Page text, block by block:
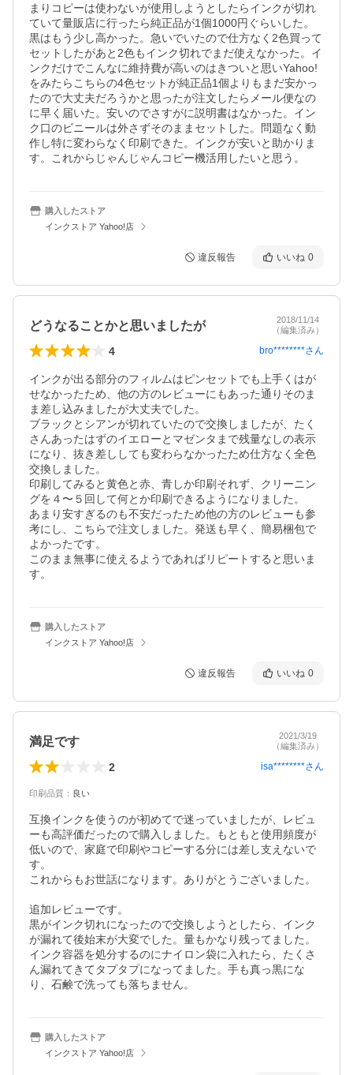
まりコピーは使わないが使用しようとしたらインクが切れ
ていて量販店に行ったら純正品が1個1000円ぐらいした。
黒はもう少し高かった。急いでいたので仕方なく2色買って
セットしたがあと2色もインク切れでまだ使えなかった。イ
ンクだけでこんなに維持費が高いのはきついと思いYahoo!
をみたらこちらの4色セットが純正品1個よりもまだ安かっ
たので大丈夫だろうかと思ったが注文したらメール便なの
に早く届いた。安いのでさすがに説明書はなかった。イン
ク口のビニールは外さずそのままセットした。問題なく動
作し特に変わらなく印刷できた。インクが安いと助かりま
す。これからじゃんじゃんコピー機活用したいと思う。
購入したストア
インクストア Yahoo!店
違反報告 いいね 0
どうなることかと思いましたが
2018/11/14
（編集済み）
4 bro********さん
インクが出る部分のフィルムはピンセットでも上手くはが
せなかったため、他の方のレビューにもあった通りそのま
ま差し込みましたが大丈夫でした。
ブラックとシアンが切れていたので交換しましたが、たく
さんあったはずのイエローとマゼンタまで残量なしの表示
になり、抜き差ししても変わらなかったため仕方なく全色
交換しました。
印刷してみると黄色と赤、青しか印刷それず、クリーニン
グを４〜５回して何とか印刷できるようになりました。
あまり安すぎるのも不安だったため他の方のレビューも参
考にし、こちらで注文しました。発送も早く、簡易梱包で
よかったです。
このまま無事に使えるようであればリピートすると思いま
す。
購入したストア
インクストア Yahoo!店
違反報告 いいね 0
満足です
2021/3/19
（編集済み）
2 isa********さん
印刷品質 ： 良い
互換インクを使うのが初めてで迷っていましたが、レビュ
ーも高評価だったので購入しました。もともと使用頻度が
低いので、家庭で印刷やコピーする分には差し支えないで
す。
これからもお世話になります。ありがとうございました。
追加レビューです。
黒がインク切れになったので交換しようとしたら、インク
が漏れて後始末が大変でした。量もかなり残ってました。
インク容器を処分するのにナイロン袋に入れたら、たくさ
ん漏れてきてタプタプになってました。手も真っ黒にな
り、石鹸で洗っても落ちません。
購入したストア
インクストア Yahoo!店